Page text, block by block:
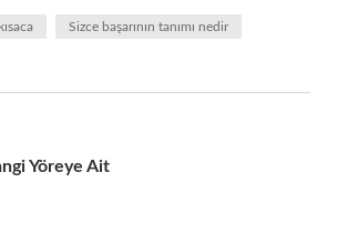
Sizce başarının tanımı nedir
Yöreye Ait